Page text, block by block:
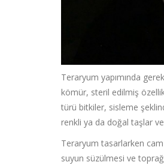
Teraryum yapımında
kömür, steril edilmiş
türü bitkiler, sisleme
renkli ya da doğal taşlar
Teraryum tasarlarken
suyun süzülmesi ve